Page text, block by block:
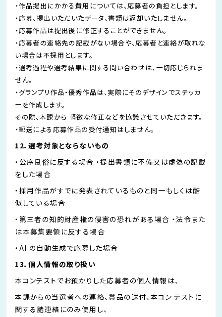
・作品提出にかかる費用については、応募者の負担とします。
・応募、提出いただいたデータ、書類は返却いたしません。
・応募作品は提出後に修正することができません。
・応募者の連絡先の記載がない場合や、応募者と連絡が取れな
い場合は不採用とします。
・選考過程や選考結果に関する問い合わせは、一切応じられま
せん。
・グランプリ作品・優秀作品は、実際にそのデザインでステッカ
ーを作成します。
その際、本課から 軽微な修正などを協議させていただきます。
・郵送による応募作品の受付通知はしません。
12．選考対象とならないもの
・公序良俗に反する場合 ・提出書類に不備⼜は虚偽の記載
をした場合
・採用作品がすでに発表されているものと同一もしくは酷
似している場合
・第三者の知的財産権の侵害の恐れがある場合 ・法令また
は本募集要領に反する場合
・AI の自動生成で応募した場合
13．個人情報の取り扱い
本コンテストでお預かりした応募者の個人情報は、
本課からの当選者への連絡、賞品の送付、本コン テストに
関する諸連絡にのみ使用し、